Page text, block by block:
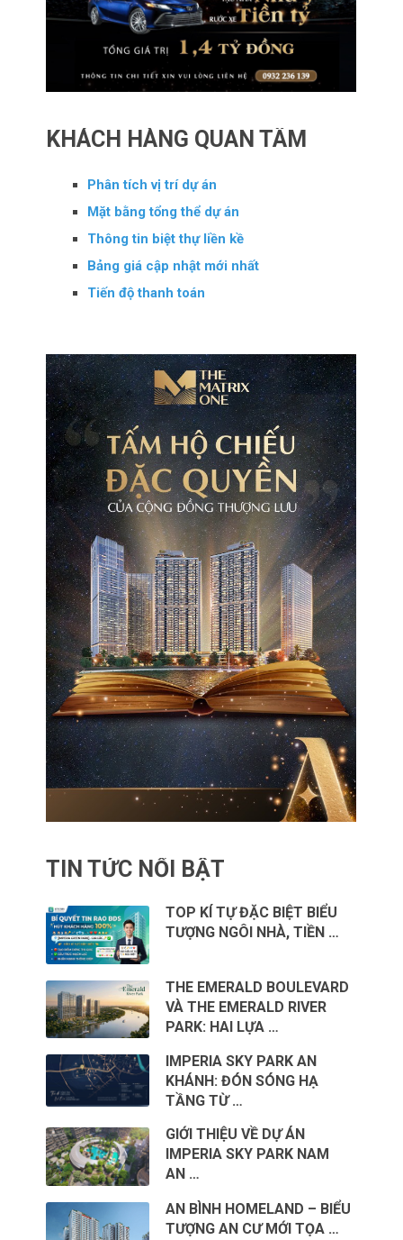
KHÁCH HÀNG QUAN TÂM
Phân tích vị trí dự án
Mặt bằng tổng thể dự án
Thông tin biệt thự liền kề
Bảng giá cập nhật mới nhất
Tiến độ thanh toán
TIN TỨC NỔI BẬT
TOP KÍ TỰ ĐẶC BIỆT BIỂU
TƯỢNG NGÔI NHÀ, TIỀN …
THE EMERALD BOULEVARD
VÀ THE EMERALD RIVER
PARK: HAI LỰA …
IMPERIA SKY PARK AN
KHÁNH: ĐÓN SÓNG HẠ
TẦNG TỪ …
GIỚI THIỆU VỀ DỰ ÁN
IMPERIA SKY PARK NAM
AN …
AN BÌNH HOMELAND – BIỂU
TƯỢNG AN CƯ MỚI TỌA …